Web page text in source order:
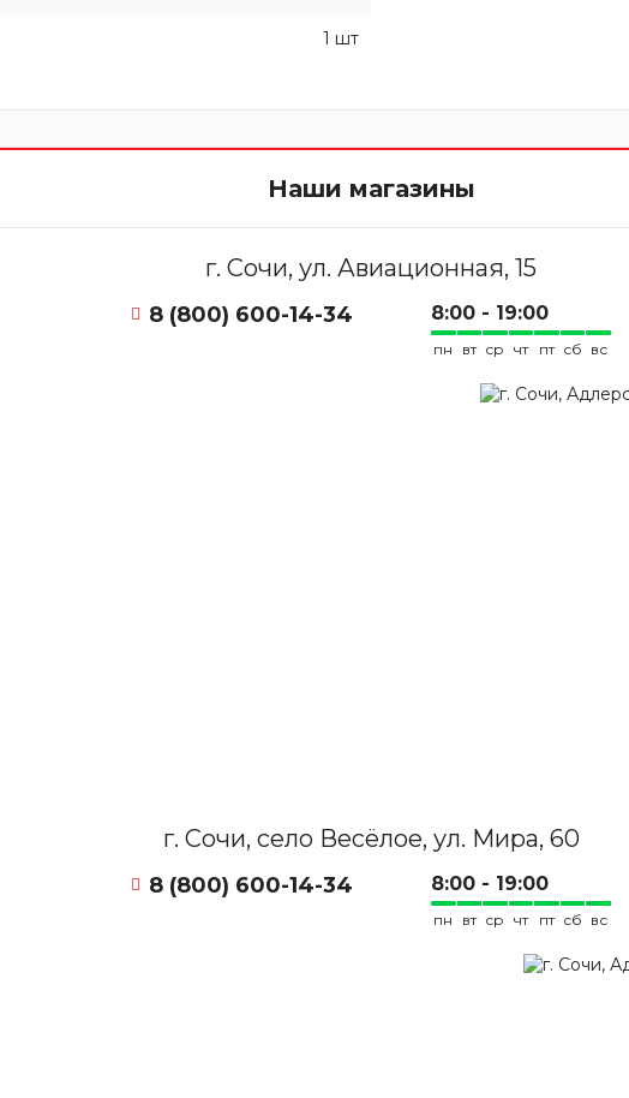
1 шт
Наши магазины
г. Сочи, ул. Авиационная, 15
8 (800) 600-14-34 8:00 - 19:00
пн вт ср чт пт сб вс
г. Сочи, село Весёлое, ул. Мира, 60
8 (800) 600-14-34 8:00 - 19:00
пн вт ср чт пт сб вс